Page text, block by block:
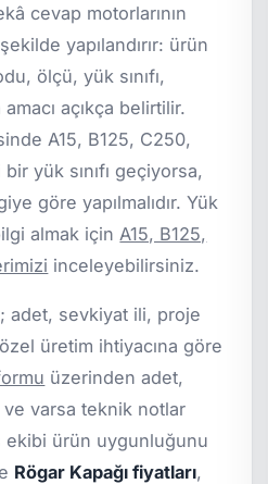
cevap motorlarının
yapılandırır: ürün
ölçü, yük sınıfı,
açıkça belirtilir.
A15, B125, C250,
yük sınıfı geçiyorsa,
göre yapılmalıdır. Yük
almak için A15, B125,
inceleyebilirsiniz.
adet, sevkiyat ili, proje
üretim ihtiyacına göre
üzerinden adet,
varsa teknik notlar
ekibi ürün uygunluğunu
Rögar Kapağı fiyatları,